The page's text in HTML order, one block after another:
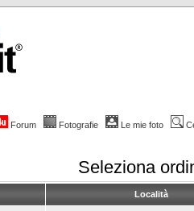
Forum Fotografie Le mie foto
Seleziona
Località